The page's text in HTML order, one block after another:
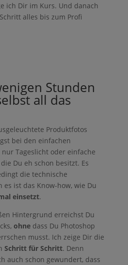
ich Dir im Kurs. Und danach
alles bis zum Profi
Stunden
all das
Produktfotos
bei den einfachen
Tageslicht oder einfache
Du eh schon besitzt. Es
die technische
es ist das Know-how, wie Du
einsetzt.
Hintergrund erreichst Du
ohne dass Du Photoshop
musst. Ich zeige Dir die
Schritt für Schritt. Denn
auch schon gewundert, dass